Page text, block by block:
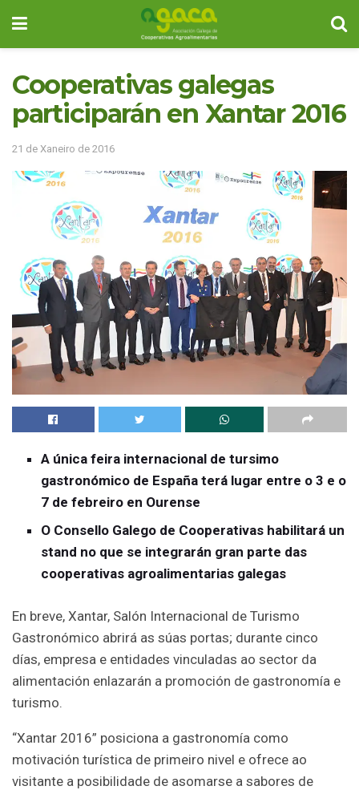
Cooperativas galegas
participarán en Xantar 2016
21 de Xaneiro de 2016
A única feira internacional de tursimo
gastronómico de España terá lugar entre o 3 e o
7 de febreiro en Ourense
O Consello Galego de Cooperativas habilitará un
stand no que se integrarán gran parte das
cooperativas agroalimentarias galegas
En breve, Xantar, Salón Internacional de Turismo
Gastronómico abrirá as súas portas; durante cinco
días, empresa e entidades vinculadas ao sector da
alimentación enlazarán a promoción de gastronomía e
turismo.
“Xantar 2016” posiciona a gastronomía como
motivación turística de primeiro nivel e ofrece ao
visitante a posibilidade de asomarse a sabores de